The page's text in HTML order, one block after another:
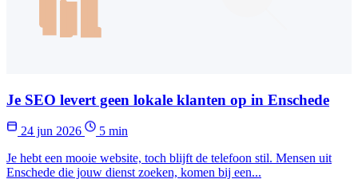
Je SEO levert geen lokale klanten op in Enschede
24 jun 2026
5 min
Je hebt een mooie website, toch blijft de telefoon stil. Mensen uit
Enschede die jouw dienst zoeken, komen bij een...